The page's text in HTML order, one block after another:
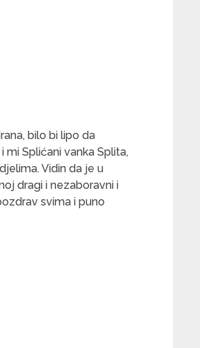
bilo bi lipo da
Splićani vanka Splita,
Vidin da je u
dragi i nezaboravni i
svima i puno